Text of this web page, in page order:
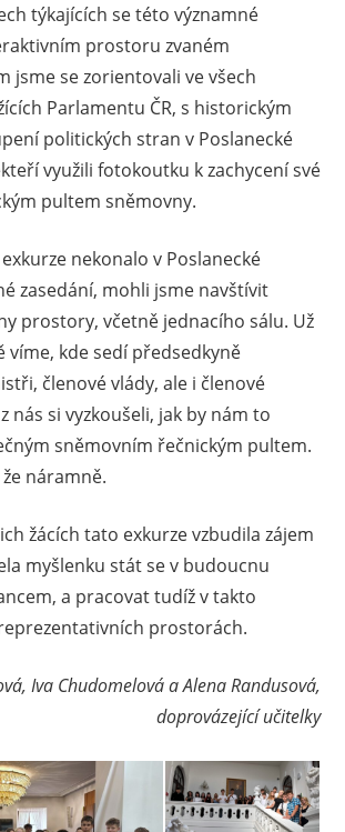
týkajících se této významné
prostoru zvaném
jsme se zorientovali ve všech
Parlamentu ČR, s historickým
politických stran v Poslanecké
využili fotokoutku k zachycení své
pultem sněmovny.
exkurze nekonalo v Poslanecké
zasedání, mohli jsme navštívit
prostory, včetně jednacího sálu. Už
víme, kde sedí předsedkyně
členové vlády, ale i členové
nás si vyzkoušeli, jak by nám to
sněmovním řečnickým pultem.
náramně.
žácích tato exkurze vzbudila zájem
myšlenku stát se v budoucnu
a pracovat tudíž v takto
prostorách.
Iva Chudomelová a Alena Randusová,
doprovázející učitelky